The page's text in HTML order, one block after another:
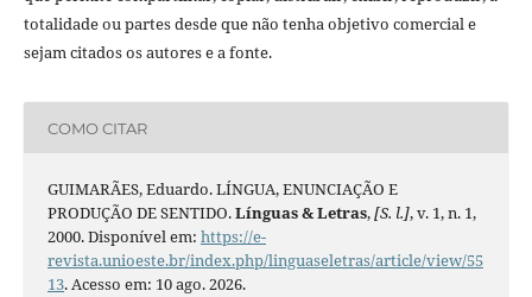
totalidade ou partes desde que não tenha objetivo comercial e
sejam citados os autores e a fonte.
COMO CITAR
GUIMARÃES, Eduardo. LÍNGUA, ENUNCIAÇÃO E
PRODUÇÃO DE SENTIDO.Línguas & Letras,[S. l.], v. 1, n. 1,
2000. Disponível em: https://e-
revista.unioeste.br/index.php/linguaseletras/article/view/55
13. Acesso em: 10 ago. 2026.